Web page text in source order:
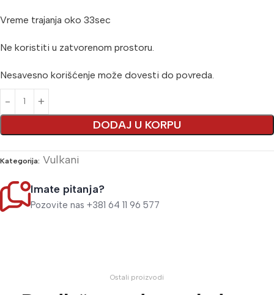
Vreme trajanja oko 33sec
Ne koristiti u zatvorenom prostoru.
Nesavesno korišćenje može dovesti do povreda.
DODAJ U KORPU
Kategorija: Vulkani
Imate pitanja?
Pozovite nas +381 64 11 96 577
Ostali proizvodi